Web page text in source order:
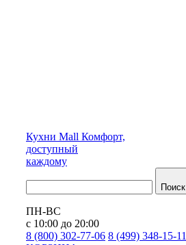
Кухни Mall Комфорт,
доступный
каждому
Поиск
ПН-ВС
с 10:00 до 20:00
8 (800) 302-77-06 8 (499) 348-15-11